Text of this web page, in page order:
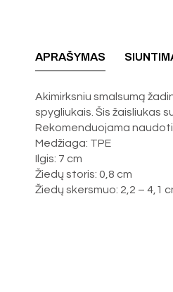
APRAŠYMAS
Akimirksniu smalsumą
spygliukais. Šis žaisliukas
Rekomenduojama
Medžiaga: TPE
Ilgis: 7 cm
Žiedų storis: 0,8 cm
Žiedų skersmuo: 2,2 – 4,1